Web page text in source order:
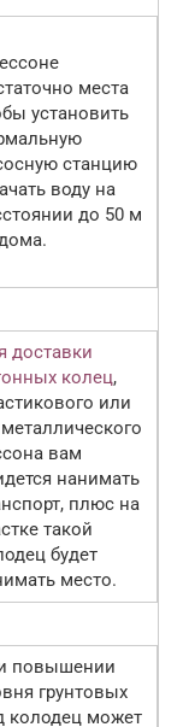
места
установить
станцию
воду на
до 50 м
доставки
колец,
или
вам
нанимать
плюс на
такой
будет
место.
повышении
грунтовых
колодец может